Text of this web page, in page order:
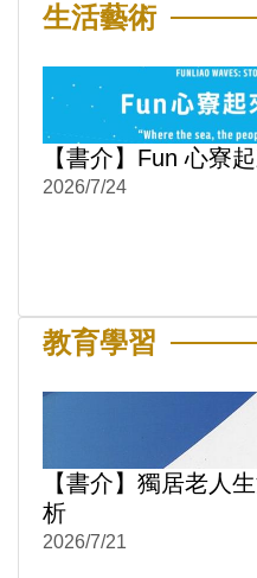
生活藝術
【書介】Fun 心寮
2026/7/24
教育學習
【書介】獨居老人
析
2026/7/21